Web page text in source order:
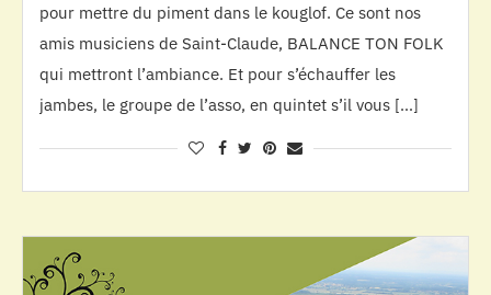
pour mettre du piment dans le kouglof. Ce sont nos
amis musiciens de Saint-Claude, BALANCE TON FOLK
qui mettront l’ambiance. Et pour s’échauffer les
jambes, le groupe de l’asso, en quintet s’il vous […]